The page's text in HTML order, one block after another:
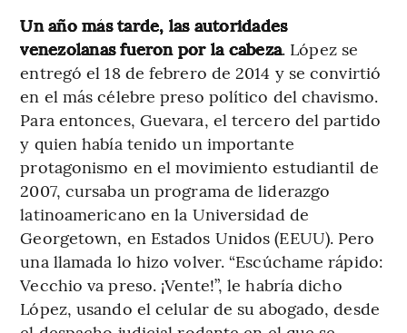
Un año más tarde, las autoridades
venezolanas fueron por la cabeza. López se
entregó el 18 de febrero de 2014 y se convirtió
en el más célebre preso político del chavismo.
Para entonces, Guevara, el tercero del partido
y quien había tenido un importante
protagonismo en el movimiento estudiantil de
2007, cursaba un programa de liderazgo
latinoamericano en la Universidad de
Georgetown, en Estados Unidos (EEUU). Pero
una llamada lo hizo volver. “Escúchame rápido:
Vecchio va preso. ¡Vente!”, le habría dicho
López, usando el celular de su abogado, desde